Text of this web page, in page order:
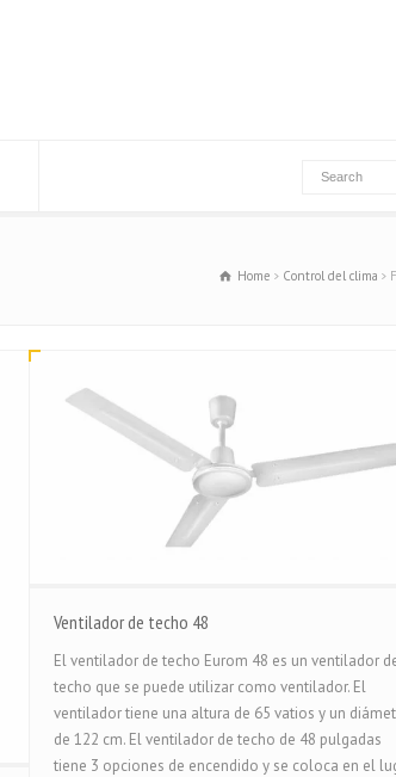
Home Control del clima
Ventilador de techo 48
El ventilador de techo Eurom 48 es un ventilador
techo que se puede utilizar como ventilador. El
ventilador tiene una altura de 65 vatios y un
de 122 cm. El ventilador de techo de 48 pulgadas
tiene 3 opciones de encendido y se coloca en el